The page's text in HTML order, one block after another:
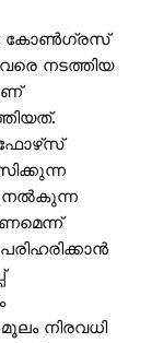
കോൺഗ്രസ്
നടത്തിയ
ഫോഴ്‌സ്
നൽകുന്ന
നിരവധി